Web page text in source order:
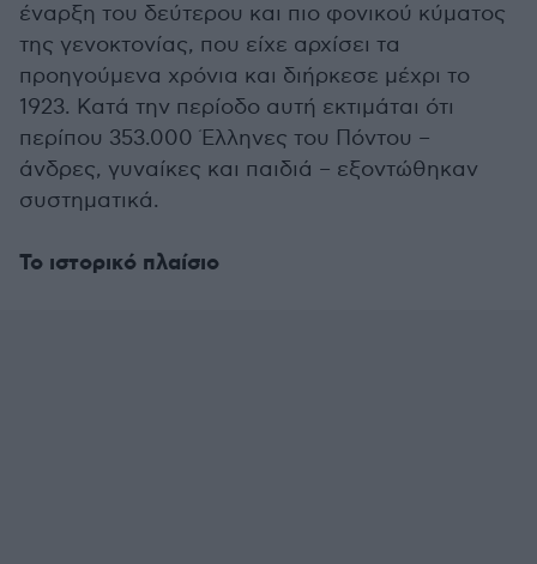
έναρξη του δεύτερου και πιο φονικού κύματος
της γενοκτονίας, που είχε αρχίσει τα
προηγούμενα χρόνια και διήρκεσε μέχρι το
1923. Κατά την περίοδο αυτή εκτιμάται ότι
περίπου 353.000 Έλληνες του Πόντου –
άνδρες, γυναίκες και παιδιά – εξοντώθηκαν
συστηματικά.
Το ιστορικό πλαίσιο